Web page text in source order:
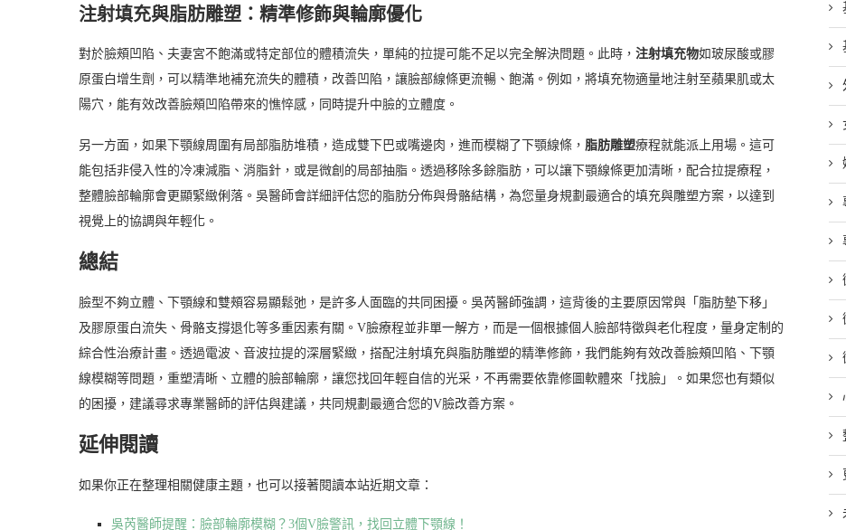
注射填充與脂肪雕塑：精準修飾與輪廓優化
對於臉頰凹陷、夫妻宮不飽滿或特定部位的體積流失，單純的拉提可能不足以完全解決問題。此時， 注射填充物如玻尿酸或膠
原蛋白增生劑，可以精準地補充流失的體積，改善凹陷，讓臉部線條更流暢、飽滿。例如，將填充物適量地注射至蘋果肌或太
陽穴，能有效改善臉頰凹陷帶來的憔悴感，同時提升中臉的立體度。
另一方面，如果下顎線周圍有局部脂肪堆積，造成雙下巴或嘴邊肉，進而模糊了下顎線條， 脂肪雕塑療程就能派上用場。這可
能包括非侵入性的冷凍減脂、消脂針，或是微創的局部抽脂。透過移除多餘脂肪，可以讓下顎線條更加清晰，配合拉提療程，
整體臉部輪廓會更顯緊緻俐落。吳醫師會詳細評估您的脂肪分佈與骨骼結構，為您量身規劃最適合的填充與雕塑方案，以達到
視覺上的協調與年輕化。
總結
臉型不夠立體、下顎線和雙頰容易顯鬆弛，是許多人面臨的共同困擾。吳芮醫師強調，這背後的主要原因常與「脂肪墊下移」
及膠原蛋白流失、骨骼支撐退化等多重因素有關。V臉療程並非單一解方，而是一個根據個人臉部特徵與老化程度，量身定制的
綜合性治療計畫。透過電波、音波拉提的深層緊緻，搭配注射填充與脂肪雕塑的精準修飾，我們能夠有效改善臉頰凹陷、下顎
線模糊等問題，重塑清晰、立體的臉部輪廓，讓您找回年輕自信的光采，不再需要依靠修圖軟體來「找臉」。如果您也有類似
的困擾，建議尋求專業醫師的評估與建議，共同規劃最適合您的V臉改善方案。
延伸閱讀
如果你正在整理相關健康主題，也可以接著閱讀本站近期文章：
吳芮醫師提醒：臉部輪廓模糊？3個V臉警訊，找回立體下顎線！